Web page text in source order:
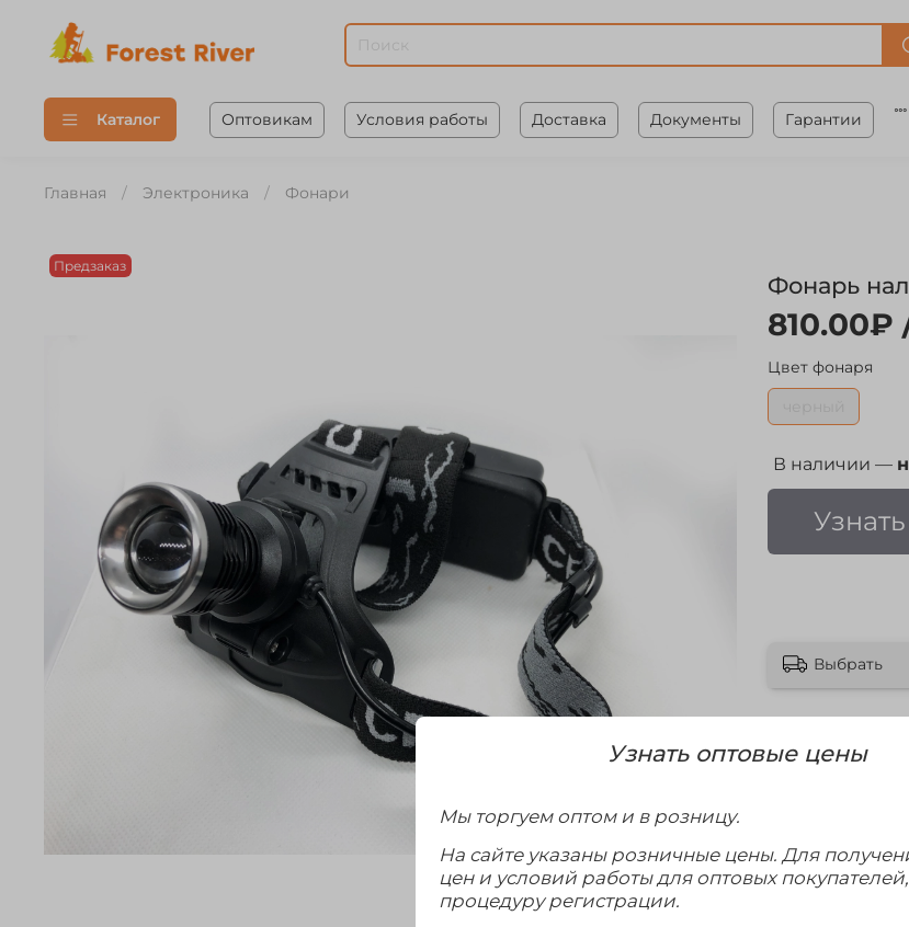
Каталог Оптовикам Условия работы Доставка Документы Гарантии
Главная Электроника Фонари
Предзаказ
Фонарь
810.00₽
В наличии —
Цвет фонаря
Выбрать
Узнать оптовые цены
Мы торгуем оптом и в розницу.
На сайте указаны розничные цены. Для
цен и условий работы для оптовых
процедуру регистрации.